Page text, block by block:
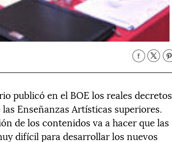
publicó en el BOE los reales decretos
Enseñanzas Artísticas superiores.
de los contenidos va a hacer que las
difícil para desarrollar los nuevos